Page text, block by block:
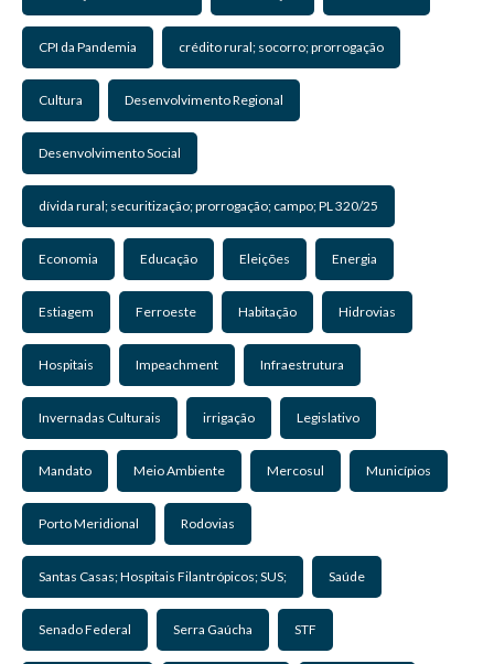
CPI da Pandemia crédito rural; socorro; prorrogação
Cultura Desenvolvimento Regional
Desenvolvimento Social
dívida rural; securitização; prorrogação; campo; PL 320/25
Economia Educação Eleições Energia
Estiagem Ferroeste Habitação Hidrovias
Hospitais Impeachment Infraestrutura
Invernadas Culturais irrigação Legislativo
Mandato Meio Ambiente Mercosul Municípios
Porto Meridional Rodovias
Santas Casas; Hospitais Filantrópicos; SUS; Saúde
Senado Federal Serra Gaúcha STF